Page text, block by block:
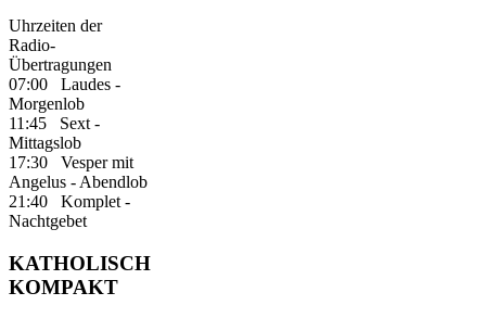
Uhrzeiten der
Radio-
Übertragungen
07:00 Laudes -
Morgenlob
11:45 Sext -
Mittagslob
17:30 Vesper mit
Angelus - Abendlob
21:40 Komplet -
Nachtgebet
KATHOLISCH
KOMPAKT